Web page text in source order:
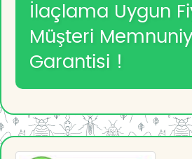
İlaçlama Uygun
Müşteri
Garantisi !